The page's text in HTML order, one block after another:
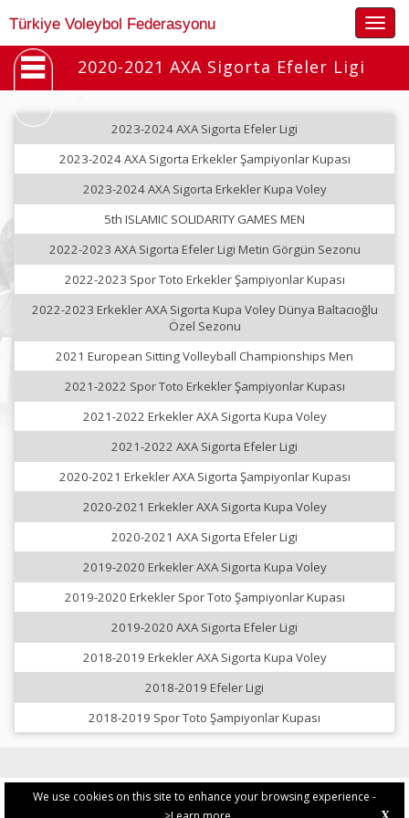
We use cookies on this site to enhance your browsing experience -
Türkiye Voleybol Federasyonu
2020-2021 AXA Sigorta Efeler Ligi
2023-2024 AXA Sigorta Efeler Ligi
2023-2024 AXA Sigorta Erkekler Şampiyonlar Kupası
2023-2024 AXA Sigorta Erkekler Kupa Voley
5th ISLAMIC SOLIDARITY GAMES MEN
2022-2023 AXA Sigorta Efeler Ligi Metin Görgün Sezonu
2022-2023 Spor Toto Erkekler Şampiyonlar Kupası
2022-2023 Erkekler AXA Sigorta Kupa Voley Dünya Baltacıoğlu
Özel Sezonu
2021 European Sitting Volleyball Championships Men
2021-2022 Spor Toto Erkekler Şampiyonlar Kupası
2021-2022 Erkekler AXA Sigorta Kupa Voley
2021-2022 AXA Sigorta Efeler Ligi
2020-2021 Erkekler AXA Sigorta Şampiyonlar Kupası
2020-2021 Erkekler AXA Sigorta Kupa Voley
2020-2021 AXA Sigorta Efeler Ligi
2019-2020 Erkekler AXA Sigorta Kupa Voley
2019-2020 Erkekler Spor Toto Şampiyonlar Kupası
2019-2020 AXA Sigorta Efeler Ligi
2018-2019 Erkekler AXA Sigorta Kupa Voley
2018-2019 Efeler Ligi
2018-2019 Spor Toto Şampiyonlar Kupası